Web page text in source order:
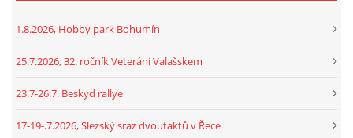
1.8.2026, Hobby park Bohumín
25.7.2026, 32. ročník Veteráni Valašskem
23.7-26.7. Beskyd rallye
17-19-.7.2026, Slezský sraz dvoutaktů v Řece